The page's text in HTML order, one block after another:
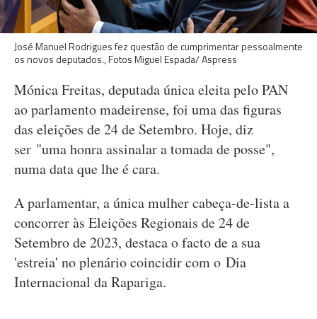
José Manuel Rodrigues fez questão de cumprimentar pessoalmente
os novos deputados., Fotos Miguel Espada/ Aspress
Mónica Freitas, deputada única eleita pelo PAN
ao parlamento madeirense, foi uma das figuras
das eleições de 24 de Setembro. Hoje, diz
ser "uma honra assinalar a tomada de posse",
numa data que lhe é cara.
A parlamentar, a única mulher cabeça-de-lista a
concorrer às Eleições Regionais de 24 de
Setembro de 2023, destaca o facto de a sua
'estreia' no plenário coincidir com o Dia
Internacional da Rapariga.